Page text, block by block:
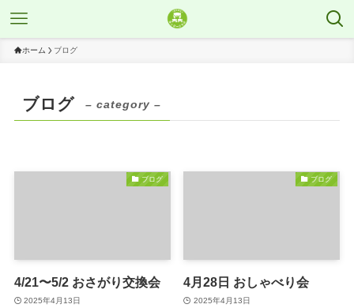
ホーム ブログ
ブログ – category –
ブログ
4/21〜5/2 おさがり交換会
2025年4月13日
ブログ
4月28日 おしゃべり会
2025年4月13日